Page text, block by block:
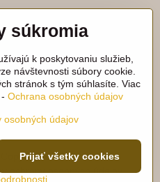
nájdete aj na
Copyright
ochrany osobných údajov
súkromia
k poskytovaniu služieb,
návštevnosti súbory cookie.
stránok s tým súhlasíte. Viac
Ochrana osobných údajov
osobných údajov
Prijať všetky cookies